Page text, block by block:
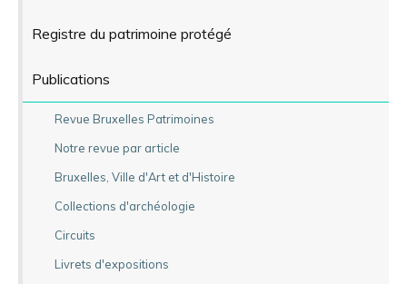
Registre du patrimoine protégé
Publications
Revue Bruxelles Patrimoines
Notre revue par article
Bruxelles, Ville d'Art et d'Histoire
Collections d'archéologie
Circuits
Livrets d'expositions